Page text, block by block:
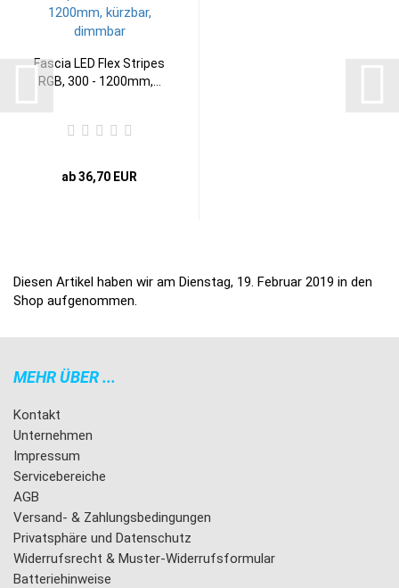
Fascia LED Flex Stripes
RGB, 300 - 1200mm,...
ab 36,70 EUR
Diesen Artikel haben wir am Dienstag, 19. Februar 2019 in den
Shop aufgenommen.
MEHR ÜBER ...
Kontakt
Unternehmen
Impressum
Servicebereiche
AGB
Versand- & Zahlungsbedingungen
Privatsphäre und Datenschutz
Widerrufsrecht & Muster-Widerrufsformular
Batteriehinweise